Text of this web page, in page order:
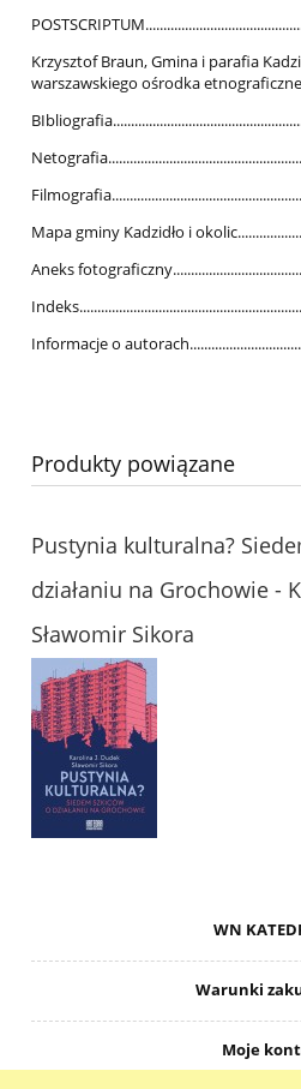
Krzysztof Braun, Gmina i parafia
warszawskiego ośrodka
Mapa gminy Kadzidło i
Aneks
Informacje o
Produkty powiązane
Pustynia kulturalna?
działaniu na Grochowie -
Sławomir Sikora
WN
Warunki
Moje